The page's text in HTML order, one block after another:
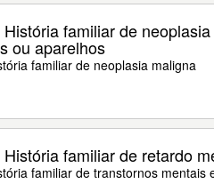
familiar de
ou aparelhos
familiar de neoplasia maligna
familiar de retardo
familiar de transtornos mentais